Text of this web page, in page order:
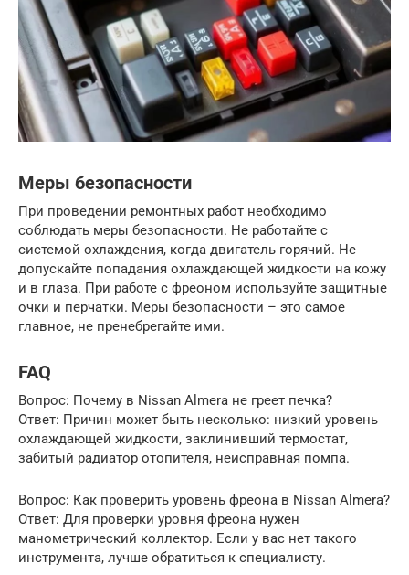
Меры безопасности
При проведении ремонтных работ необходимо
соблюдать меры безопасности. Не работайте с
системой охлаждения, когда двигатель горячий. Не
допускайте попадания охлаждающей жидкости на кожу
и в глаза. При работе с фреоном используйте защитные
очки и перчатки. Меры безопасности – это самое
главное, не пренебрегайте ими.
FAQ
Вопрос: Почему в Nissan Almera не греет печка?
Ответ: Причин может быть несколько: низкий уровень
охлаждающей жидкости, заклинивший термостат,
забитый радиатор отопителя, неисправная помпа.
Вопрос: Как проверить уровень фреона в Nissan Almera?
Ответ: Для проверки уровня фреона нужен
манометрический коллектор. Если у вас нет такого
инструмента, лучше обратиться к специалисту.